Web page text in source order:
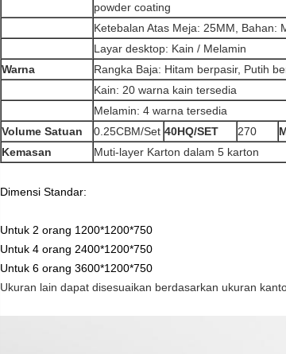
powder coating
Ketebalan Atas Meja: 25MM, Bahan:
Layar desktop: Kain / Melamin
Warna
Rangka Baja: Hitam berpasir, Putih
Kain: 20 warna kain tersedia
Melamin: 4 warna tersedia
Volume Satuan
0.25CBM/Set 40HQ/SET 270
Kemasan
Muti-layer Karton dalam 5 karton
Dimensi Standar:
Untuk 2 orang 1200*1200*750
Untuk 4 orang 2400*1200*750
Untuk 6 orang 3600*1200*750
Ukuran lain dapat disesuaikan berdasarkan ukuran